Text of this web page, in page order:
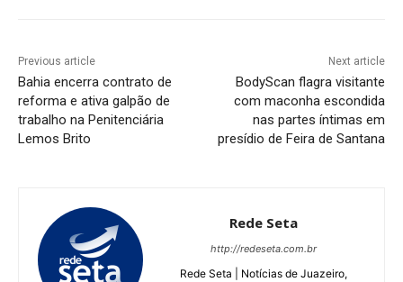
Previous article
Bahia encerra contrato de
reforma e ativa galpão de
trabalho na Penitenciária
Lemos Brito
Next article
BodyScan flagra visitante
com maconha escondida
nas partes íntimas em
presídio de Feira de Santana
Rede Seta
http://redeseta.com.br
Rede Seta | Notícias de Juazeiro,